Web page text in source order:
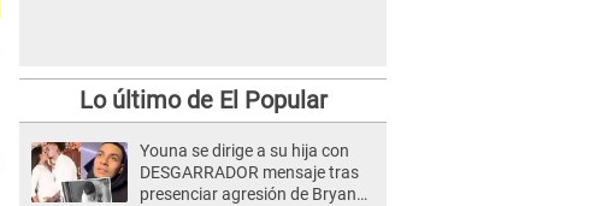
Lo último de El Popular
Youna se dirige a su hija con
DESGARRADOR mensaje tras
presenciar agresión de Bryan